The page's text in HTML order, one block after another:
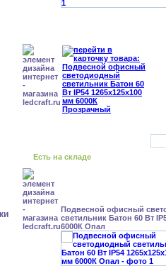
Есть на складе
Подвесной офисный
светильник Батон 60 Вт
6000К Опал